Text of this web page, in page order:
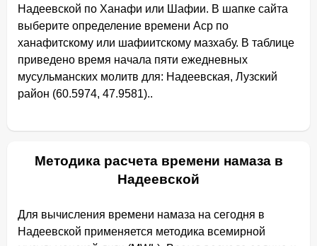
Надеевской по Ханафи или Шафии. В шапке сайта
выберите определение времени Аср по
ханафитскому или шафиитскому мазхабу. В таблице
приведено время начала пяти ежедневных
мусульманских молитв для: Надеевская, Лузский
район (60.5974, 47.9581)..
Методика расчета времени намаза в
Надеевской
Для вычисления времени намаза на сегодня в
Надеевской применяется методика всемирной